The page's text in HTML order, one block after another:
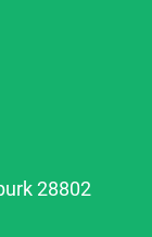
28802